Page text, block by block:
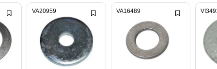
VA20959 VA16489